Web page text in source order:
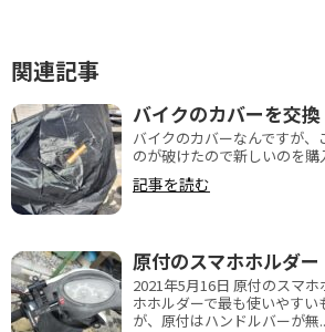
関連記事
バイクのカバーを交換
バイクのカバーなんですが、
のが破けたので新しいのを購
記事を読む
原付のスマホホルダー
2021年5月16日 原付のスマ
ホホルダーで最も使いやす
が、原付はハンドルバーが無